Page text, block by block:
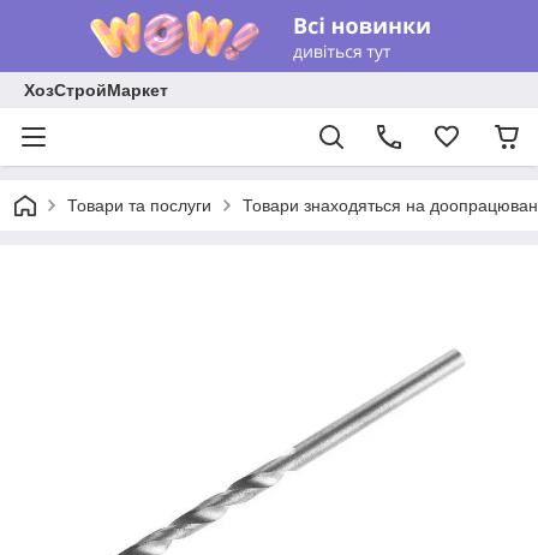
ХозСтройМаркет
Товари та послуги Товари знаходяться на